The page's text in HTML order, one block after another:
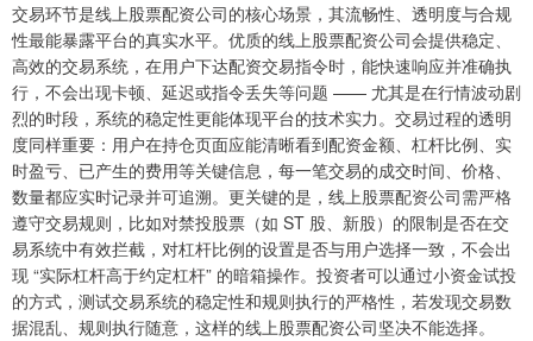
交易环节是线上股票配资公司的核心场景，其流畅性、透明度与合规
性最能暴露平台的真实水平。优质的线上股票配资公司会提供稳定、
高效的交易系统，在用户下达配资交易指令时，能快速响应并准确执
行，不会出现卡顿、延迟或指令丢失等问题 —— 尤其是在行情波动剧
烈的时段，系统的稳定性更能体现平台的技术实力。交易过程的透明
度同样重要：用户在持仓页面应能清晰看到配资金额、杠杆比例、实
时盈亏、已产生的费用等关键信息，每一笔交易的成交时间、价格、
数量都应实时记录并可追溯。更关键的是，线上股票配资公司需严格
遵守交易规则，比如对禁投股票（如 ST 股、新股）的限制是否在交
易系统中有效拦截，对杠杆比例的设置是否与用户选择一致，不会出
现 “实际杠杆高于约定杠杆” 的暗箱操作。投资者可以通过小资金试投
的方式，测试交易系统的稳定性和规则执行的严格性，若发现交易数
据混乱、规则执行随意，这样的线上股票配资公司坚决不能选择。​